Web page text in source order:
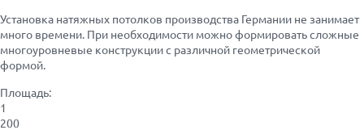
Установка натяжных потолков производства Германии не занимает
много времени. При необходимости можно формировать сложные
многоуровневые конструкции с различной геометрической
формой.
Площадь:
1
200